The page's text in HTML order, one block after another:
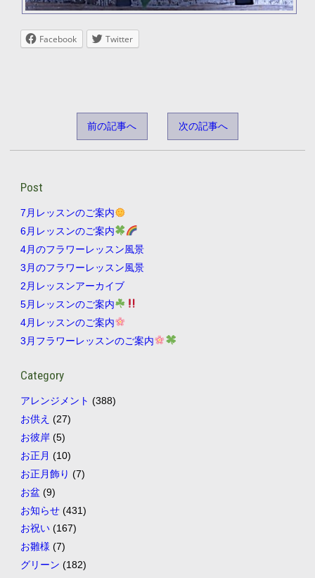
Facebook Twitter
前の記事へ 次の記事へ
Post
7月レッスンのご案内
6月レッスンのご案内
4月のフラワーレッスン風景
3月のフラワーレッスン風景
2月レッスンアーカイブ
5月レッスンのご案内
4月レッスンのご案内
3月フラワーレッスンのご案内
Category
アレンジメント (388)
お供え (27)
お彼岸(5)
お正月 (10)
お正月飾り (7)
お盆 (9)
お知らせ(431)
お祝い(167)
お雛様 (7)
グリーン (182)